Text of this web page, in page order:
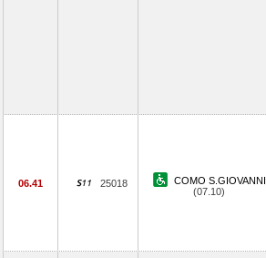
06.41 25018
COMO S.GIOVANNI
(07.10)